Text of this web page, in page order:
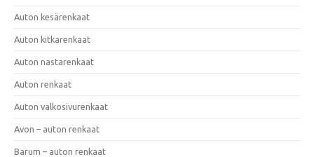
Auton kesärenkaat
Auton kitkarenkaat
Auton nastarenkaat
Auton renkaat
Auton valkosivurenkaat
Avon – auton renkaat
Barum – auton renkaat